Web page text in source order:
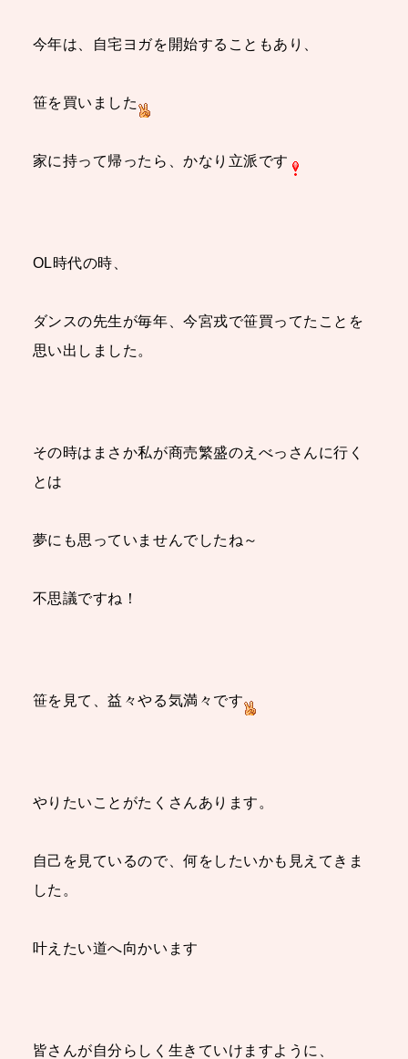
今年は、自宅ヨガを開始することもあり、
笹を買いました
家に持って帰ったら、かなり立派です
OL時代の時、
ダンスの先生が毎年、今宮戎で笹買ってたことを
思い出しました。
その時はまさか私が商売繁盛のえべっさんに行く
とは
夢にも思っていませんでしたね～
不思議ですね！
笹を見て、益々やる気満々です
やりたいことがたくさんあります。
自己を見ているので、何をしたいかも見えてきま
した。
叶えたい道へ向かいます
皆さんが自分らしく生きていけますように、